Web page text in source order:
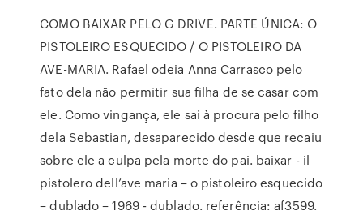
COMO BAIXAR PELO G DRIVE. PARTE ÚNICA: O
PISTOLEIRO ESQUECIDO / O PISTOLEIRO DA
AVE-MARIA. Rafael odeia Anna Carrasco pelo
fato dela não permitir sua filha de se casar com
ele. Como vingança, ele sai à procura pelo filho
dela Sebastian, desaparecido desde que recaiu
sobre ele a culpa pela morte do pai. baixar - il
pistolero dell’ave maria – o pistoleiro esquecido
– dublado – 1969 - dublado. referência: af3599.